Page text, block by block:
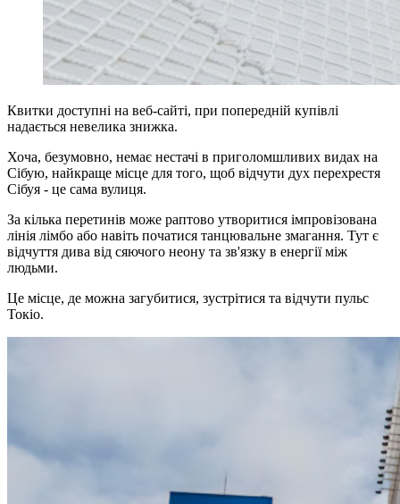
Квитки доступні на веб-сайті, при попередній купівлі
надається невелика знижка.
Хоча, безумовно, немає нестачі в приголомшливих видах на
Сібую, найкраще місце для того, щоб відчути дух перехрестя
Сібуя - це сама вулиця.
За кілька перетинів може раптово утворитися імпровізована
лінія лімбо або навіть початися танцювальне змагання. Тут є
відчуття дива від сяючого неону та зв'язку в енергії між
людьми.
Це місце, де можна загубитися, зустрітися та відчути пульс
Токіо.